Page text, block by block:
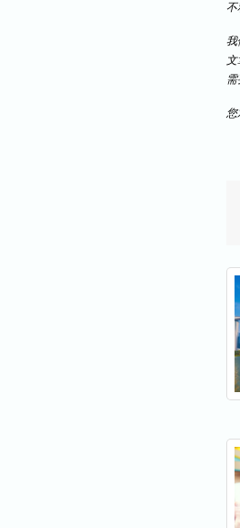
不
我
需
您